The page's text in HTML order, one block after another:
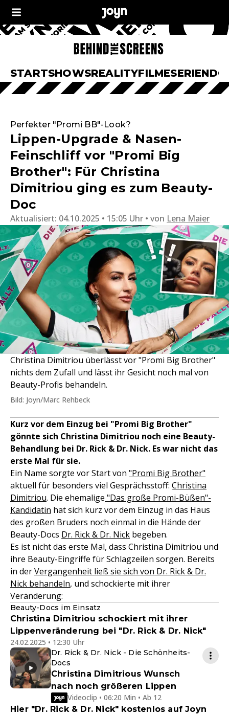
STARTSHOWSREALITYFILMESERIEN
Perfekter "Promi BB"-Look?
Lippen-Upgrade & Nasen-
Feinschliff vor "Promi Big
Brother": Für Christina
Dimitriou ging es zum Beauty-
Doc
Aktualisiert: 04.10.2025 • 15:05 Uhr von Lena Maier
Christina Dimitriou überlässt vor "Promi Big Brother"
nichts dem Zufall und lässt ihr Gesicht noch mal von
Beauty-Profis behandeln.
Bild: Joyn/Marc Rehbeck
Kurz vor dem Einzug bei "Promi Big Brother"
gönnte sich Christina Dimitriou noch eine Beauty-
Behandlung bei Dr. Rick & Dr. Nick. Es war nicht das
erste Mal für sie.
Ein Name sorgte vor Start von "Promi Big Brother"
aktuell für besonders viel Gesprächsstoff: Christina
Dimitriou. Die ehemalige "Das große Promi-Büßen"-
Kandidatin hat sich kurz vor dem Einzug in das Haus
des großen Bruders noch einmal in die Hände der
Beauty-Docs Dr. Rick & Dr. Nick begeben.
Es ist nicht das erste Mal, dass Christina Dimitriou und
ihre Beauty-Eingriffe für Schlagzeilen sorgen. Bereits
in derVergangenheit ließ sie sich von Dr. Rick & Dr.
Nick behandeln, und schockierte mit ihrer
Veränderung:
Beauty-Docs im Einsatz
Christina Dimitriou schockiert mit ihrer
Lippenveränderung bei "Dr. Rick & Dr. Nick"
24.02.2025 • 12:30 Uhr
Dr. Rick & Dr. Nick - Die Schönheits-
Docs
Christina Dimitrious Wunsch
nach noch größeren Lippen
Videoclip • 06:20 Min • Ab 12
Hier "Dr. Rick & Dr. Nick" kostenlos auf Joyn